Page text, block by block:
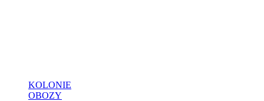
KOLONIE
OBOZY